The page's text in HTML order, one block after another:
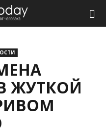
ЖУТКОЙ